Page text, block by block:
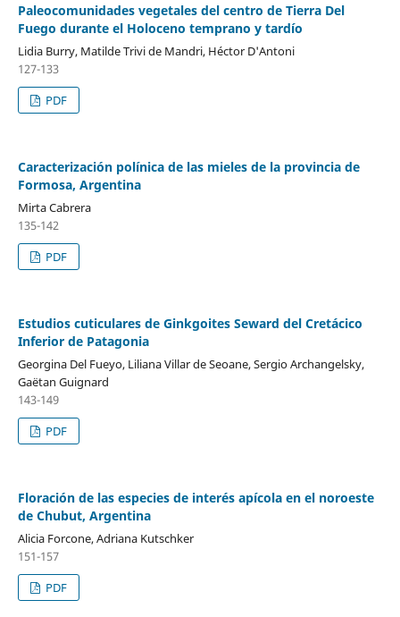
Paleocomunidades vegetales del centro de Tierra Del
Fuego durante el Holoceno temprano y tardío
Lidia Burry, Matilde Trivi de Mandri, Héctor D'Antoni
127-133
PDF
Caracterización polínica de las mieles de la provincia de
Formosa, Argentina
Mirta Cabrera
135-142
PDF
Estudios cuticulares de Ginkgoites Seward del Cretácico
Inferior de Patagonia
Georgina Del Fueyo, Liliana Villar de Seoane, Sergio Archangelsky,
Gaëtan Guignard
143-149
PDF
Floración de las especies de interés apícola en el noroeste
de Chubut, Argentina
Alicia Forcone, Adriana Kutschker
151-157
PDF